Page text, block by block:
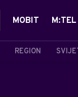
REGION
MOBIT M:TEL